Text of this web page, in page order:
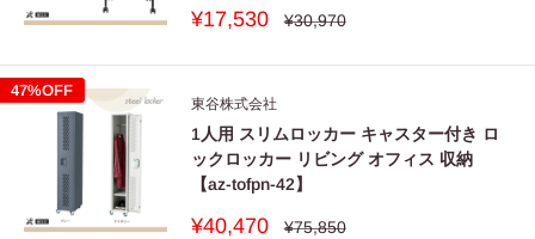
販
価
¥17,530
通
格
¥30,970
47%OFF
東谷株式会社
1人用 スリムロッカー キャスター付き ロ
ックロッカー リビング オフィス 収納
【az-tofpn-42】
販
¥40,470
通
¥75,850